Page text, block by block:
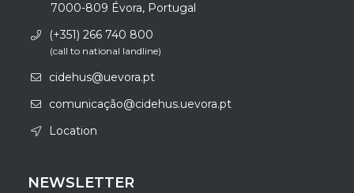
7000-809 Évora, Portugal
(+351) 266 740 800
(call to national landline)
cidehus@uevora.pt
comunicação@cidehus.uevora.pt
Location
NEWSLETTER